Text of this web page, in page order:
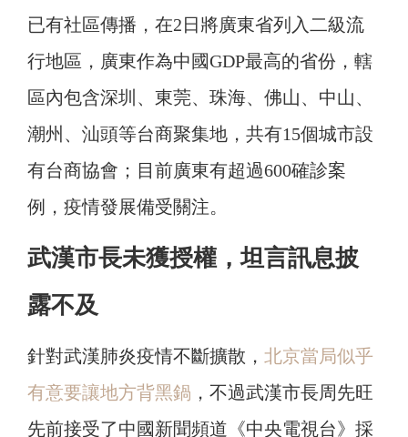
已有社區傳播，在2日將廣東省列入二級流
行地區，廣東作為中國GDP最高的省份，轄
區內包含深圳、東莞、珠海、佛山、中山、
潮州、汕頭等台商聚集地，共有15個城市設
有台商協會；目前廣東有超過600確診案
例，疫情發展備受關注。
武漢市長未獲授權，坦言訊息披
露不及
針對武漢肺炎疫情不斷擴散， 北京當局似乎
有意要讓地方背黑鍋 ，不過武漢市長周先旺
先前接受了中國新聞頻道《中央電視台》採